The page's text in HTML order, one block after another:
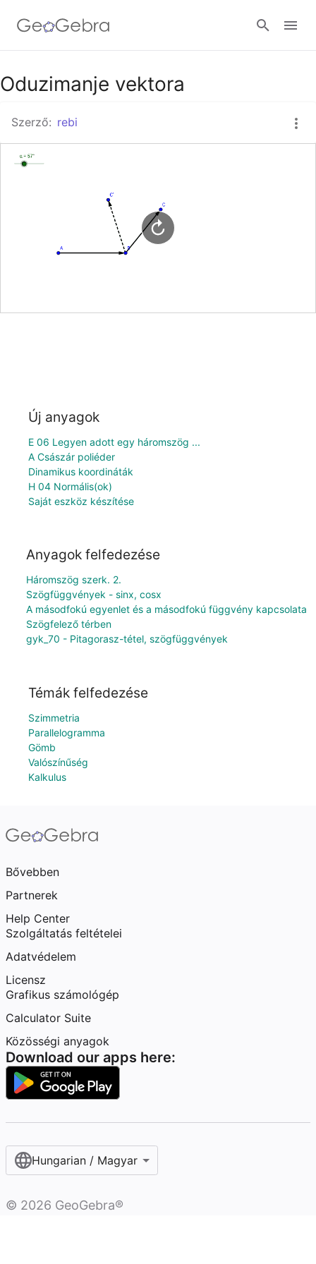
Google Classroom
GeoGebra Classroom
Oduzimanje vektora
Szerző: rebi
Új anyagok
E 06 Legyen adott egy háromszög ...
A Császár poliéder
Dinamikus koordináták
H 04 Normális(ok)
Saját eszköz készítése
Anyagok felfedezése
Háromszög szerk. 2.
Szögfüggvények - sinx, cosx
A másodfokú egyenlet és a másodfokú függvény kapcsolata
Szögfelező térben
gyk_70 - Pitagorasz-tétel, szögfüggvények
Témák felfedezése
Szimmetria
Parallelogramma
Gömb
Valószínűség
Kalkulus
Bővebben
Partnerek
Help Center
Szolgáltatás feltételei
Adatvédelem
Licensz
Grafikus számológép
Calculator Suite
Közösségi anyagok
Download our apps here:
Hungarian / Magyar‎
© 2026 GeoGebra®